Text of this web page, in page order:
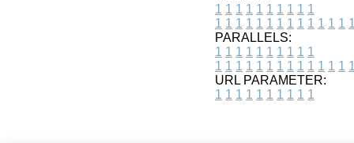
1 1 1 1 1 1 1 1 1 1
1 1 1 1 1 1 1 1 1 1 1 1 1 1
PARALLELS:
1 1 1 1 1 1 1 1 1 1
1 1 1 1 1 1 1 1 1 1 1 1 1 1
URL PARAMETER:
1 1 1 1 1 1 1 1 1 1